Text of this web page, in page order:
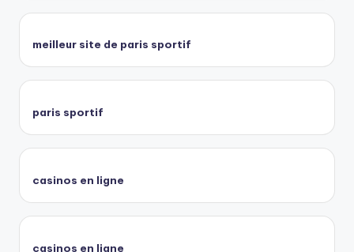
meilleur site de paris sportif
paris sportif
casinos en ligne
casinos en ligne